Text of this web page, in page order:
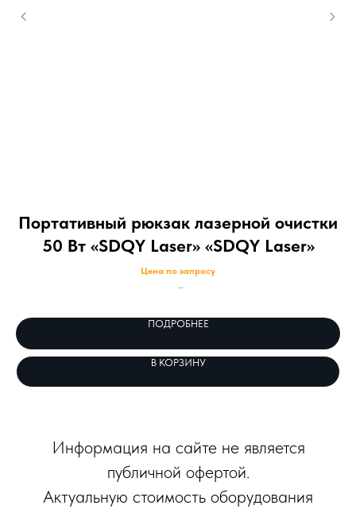
Портативный рюкзак лазерной очистки
50 Вт «SDQY Laser» «SDQY Laser»
Цена по запросу
удобство переноски. Устройство позволяет точно удалять масло, ржавчину, краску
ПОДРОБНЕЕ
В КОРЗИНУ
Информация на сайте не является
публичной офертой.
Актуальную стоимость оборудования